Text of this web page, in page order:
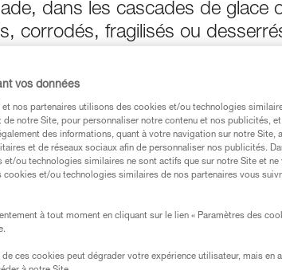
dans les cascades de glace
corrodés, fragilisés ou
utilisés dans ce conseil avant de le
notice technique pour pouvoir
spécifique. Validez avec
en toute sécurité, avant de la
activité. Il peut en exister d’autres que
vos données
et nos partenaires utilisons des cookies et/ou technologies
de notre Site, pour personnaliser notre contenu et nos publicités,
des informations, quant à votre navigation sur notre Site,
et de réseaux sociaux afin de personnaliser nos publicités.
et/ou technologies similaires ne sont actifs que sur notre Site et ne
cookies et/ou technologies similaires de nos partenaires vous
à tout moment en cliquant sur le lien « Paramètres des
ces cookies peut dégrader votre expérience utilisateur, mais en